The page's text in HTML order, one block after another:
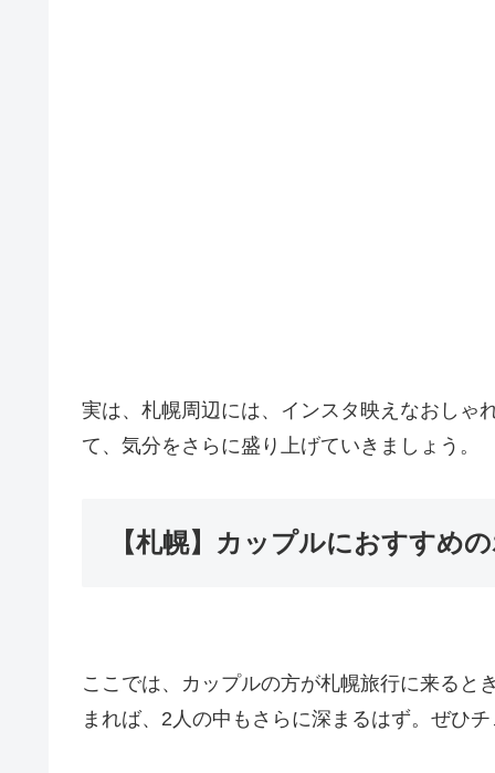
実は、札幌周辺には、インスタ映えなおしゃ
て、気分をさらに盛り上げていきましょう。
【札幌】カップルにおすすめ
ここでは、カップルの方が札幌旅行に来ると
まれば、2人の中もさらに深まるはず。ぜひ